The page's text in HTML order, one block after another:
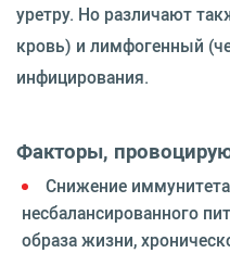
уретру. Но различают
кровь) и лимфогенный
инфицирования.
Факторы,
Снижение
несбалансированного
образа жизни,